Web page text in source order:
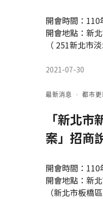
開會時間：110
開會地點：新
（ 251新北市
2021-07-30
最新消息 · 都市
「新北
案」招商
開會時間：110
開會地點：新
（新北市板橋